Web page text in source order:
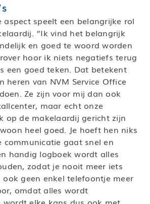
aspect speelt een belangrijke rol
“Ik vind het belangrijk
en goed te woord worden
hoor ik niets negatiefs terug
een goed teken. Dat betekent
heren van NVM Service Office
Ze zijn voor mij dan ook
maar echt onze
op de makelaardij gericht zijn
heel goed. Je hoeft hen niks
communicatie gaat snel en
handig logboek wordt alles
zodat je nooit meer iets
geen enkel telefoontje meer
omdat alles wordt